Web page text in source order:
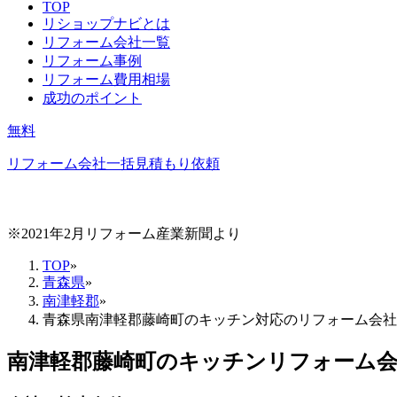
TOP
リショップナビとは
リフォーム会社一覧
リフォーム事例
リフォーム費用相場
成功のポイント
無料
リフォーム会社一括見積もり依頼
※2021年2月リフォーム産業新聞より
TOP»
青森県»
南津軽郡»
青森県南津軽郡藤崎町のキッチン対応のリフォーム会社
南津軽郡藤崎町のキッチンリフォーム